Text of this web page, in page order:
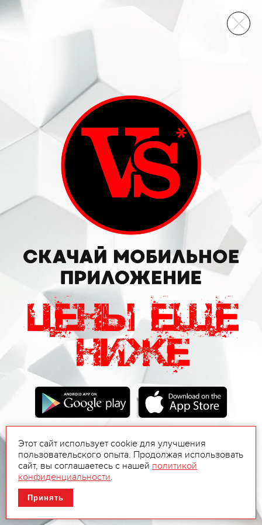
ВИННЫЙ СКЛАД
Этот сайт использует cookie для улучшения
пользовательского опыта. Продолжая использовать
сайт, вы соглашаетесь с нашей политикой
конфиденциальности.
Принять